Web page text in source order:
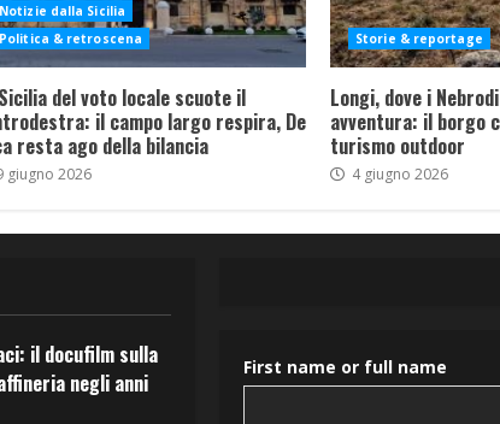
Notizie dalla Sicilia
Politica & retroscena
del voto locale scuote il
il campo largo respira, De
resta ago della bilancia
giugno 2026
Storie & reportage
Longi, dove i
avventura: il borgo
turismo outdoor
4 giugno 2026
il docufilm sulla
negli anni
First name or full name